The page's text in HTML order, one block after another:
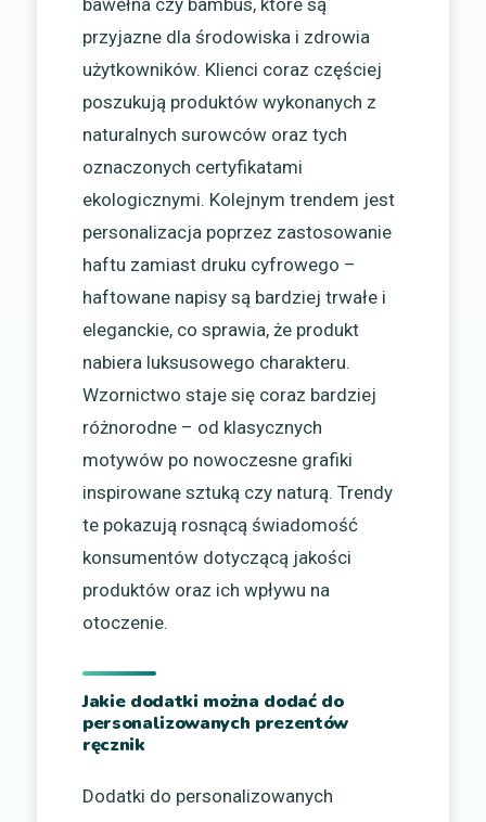
bawełna czy bambus, które są
przyjazne dla środowiska i zdrowia
użytkowników. Klienci coraz częściej
poszukują produktów wykonanych z
naturalnych surowców oraz tych
oznaczonych certyfikatami
ekologicznymi. Kolejnym trendem jest
personalizacja poprzez zastosowanie
haftu zamiast druku cyfrowego –
haftowane napisy są bardziej trwałe i
eleganckie, co sprawia, że produkt
nabiera luksusowego charakteru.
Wzornictwo staje się coraz bardziej
różnorodne – od klasycznych
motywów po nowoczesne grafiki
inspirowane sztuką czy naturą. Trendy
te pokazują rosnącą świadomość
konsumentów dotyczącą jakości
produktów oraz ich wpływu na
otoczenie.
Jakie dodatki można dodać do
personalizowanych prezentów
ręcznik
Dodatki do personalizowanych